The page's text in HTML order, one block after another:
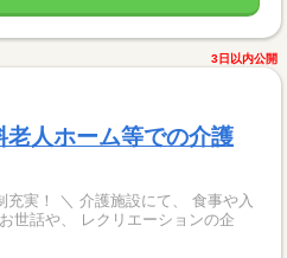
3日以内公開
人ホーム等での介護
て、 食事や入
世話や、 レクリエーションの企